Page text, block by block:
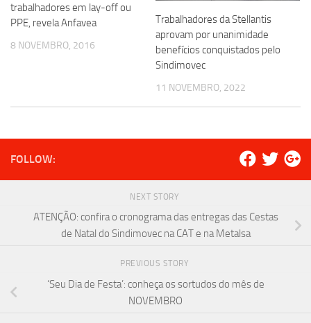
trabalhadores em lay-off ou
PPE, revela Anfavea
8 NOVEMBRO, 2016
Trabalhadores da Stellantis
aprovam por unanimidade
benefícios conquistados pelo
Sindimovec
11 NOVEMBRO, 2022
FOLLOW:
NEXT STORY
ATENÇÃO: confira o cronograma das entregas das Cestas
de Natal do Sindimovec na CAT e na Metalsa
PREVIOUS STORY
‘Seu Dia de Festa’: conheça os sortudos do mês de
NOVEMBRO